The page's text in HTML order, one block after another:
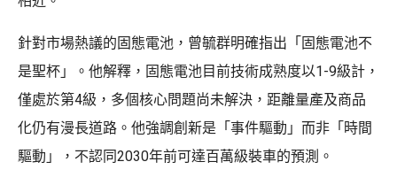
針對市場熱議的固態電池，曾毓群明確指出「固態電池不
是聖杯」。他解釋，固態電池目前技術成熟度以1-9級計，
僅處於第4級，多個核心問題尚未解決，距離量產及商品
化仍有漫長道路。他強調創新是「事件驅動」而非「時間
驅動」，不認同2030年前可達百萬級裝車的預測。